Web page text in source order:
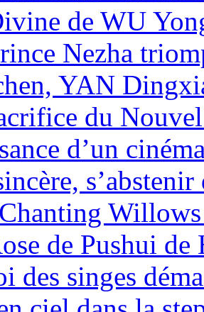
de WU
Nezha
YAN
du
d’un
de Pushui de
des singes